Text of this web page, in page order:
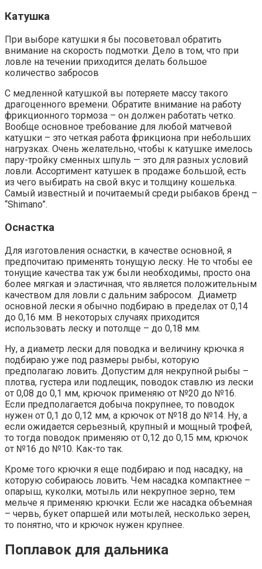
Катушка
При выборе катушки я бы посоветовал обратить
внимание на скорость подмотки. Дело в том, что при
ловле на течении приходится делать большое
количество забросов
С медленной катушкой вы потеряете массу такого
драгоценного времени. Обратите внимание на работу
фрикционного тормоза – он должен работать четко.
Вообще основное требование для любой матчевой
катушки – это четкая работа фрикциона при небольших
нагрузках. Очень желательно, чтобы к катушке имелось
пару-тройку сменных шпуль — это для разных условий
ловли. Ассортимент катушек в продаже большой, есть
из чего выбирать на свой вкус и толщину кошелька.
Самый известный и почитаемый среди рыбаков бренд –
“Shimano”.
Оснастка
Для изготовления оснастки, в качестве основной, я
предпочитаю применять тонущую леску. Не то чтобы ее
тонущие качества так уж были необходимы, просто она
более мягкая и эластичная, что является положительным
качеством для ловли с дальним забросом. Диаметр
основной лески я обычно подбираю в пределах от 0,14
до 0,16 мм. В некоторых случаях приходится
использовать леску и потолще – до 0,18 мм.
Ну, а диаметр лески для поводка и величину крючка я
подбираю уже под размеры рыбы, которую
предполагаю ловить. Допустим для некрупной рыбы –
плотва, густера или подлещик, поводок ставлю из лески
от 0,08 до 0,1 мм, крючок применяю от №20 до №16.
Если предполагается добыча покрупнее, то поводок
нужен от 0,1 до 0,12 мм, а крючок от №18 до №14. Ну, а
если ожидается серьезный, крупный и мощный трофей,
то тогда поводок применяю от 0,12 до 0,15 мм, крючок
от №16 до №10. Как-то так.
Кроме того крючки я еще подбираю и под насадку, на
которую собираюсь ловить. Чем насадка компактнее –
опарыш, куколки, мотыль или некрупное зерно, тем
мельче я применяю крючки. Если же насадка объемная
– червь, букет опаршей или мотылей, несколько зерен,
то понятно, что и крючок нужен крупнее.
Поплавок для дальника